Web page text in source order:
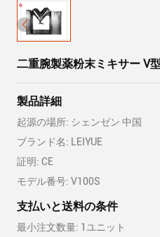
二重腕製薬粉末ミキサー V
製品詳細
起源の場所: シェンゼン 中国
ブランド名: LEIYUE
証明: CE
モデル番号: V100S
支払いと送料の条件
最小注文数量: 1ユニット